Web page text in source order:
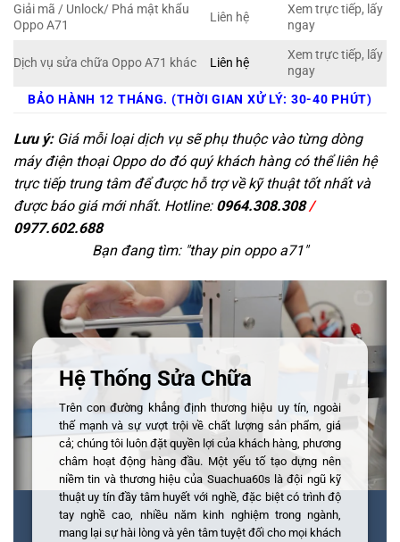
Giải mã / Unlock/ Phá mật khẩu
Oppo A71
Liên hệ
Xem trực tiếp, lấy
ngay
Dịch vụ sửa chữa Oppo A71 khác Liên hệ
Xem trực tiếp, lấy
ngay
BẢO HÀNH 12 THÁNG. (THỜI GIAN XỬ LÝ: 30-40 PHÚT)
Lưu ý:Giá mỗi loại dịch vụ sẽ phụ thuộc vào từng dòng
máy điện thoại Oppo do đó quý khách hàng có thể liên hệ
trực tiếp trung tâm để được hỗ trợ về kỹ thuật tốt nhất và
được báo giá mới nhất. Hotline: 0964.308.308/
0977.602.688
Bạn đang tìm: "thay pin oppo a71"
Hệ Thống Sửa Chữa
Trên con đường khẳng định thương hiệu uy tín, ngoài
thế mạnh và sự vượt trội về chất lượng sản phẩm, giá
cả; chúng tôi luôn đặt quyền lợi của khách hàng, phương
châm hoạt động hàng đầu. Một yếu tố tạo dựng nên
niềm tin và thương hiệu của Suachua60s là đội ngũ kỹ
thuật uy tín đầy tâm huyết với nghề, đặc biệt có trình độ
tay nghề cao, nhiều năm kinh nghiệm trong ngành,
mang lại sự hài lòng và yên tâm tuyệt đối cho mọi khách